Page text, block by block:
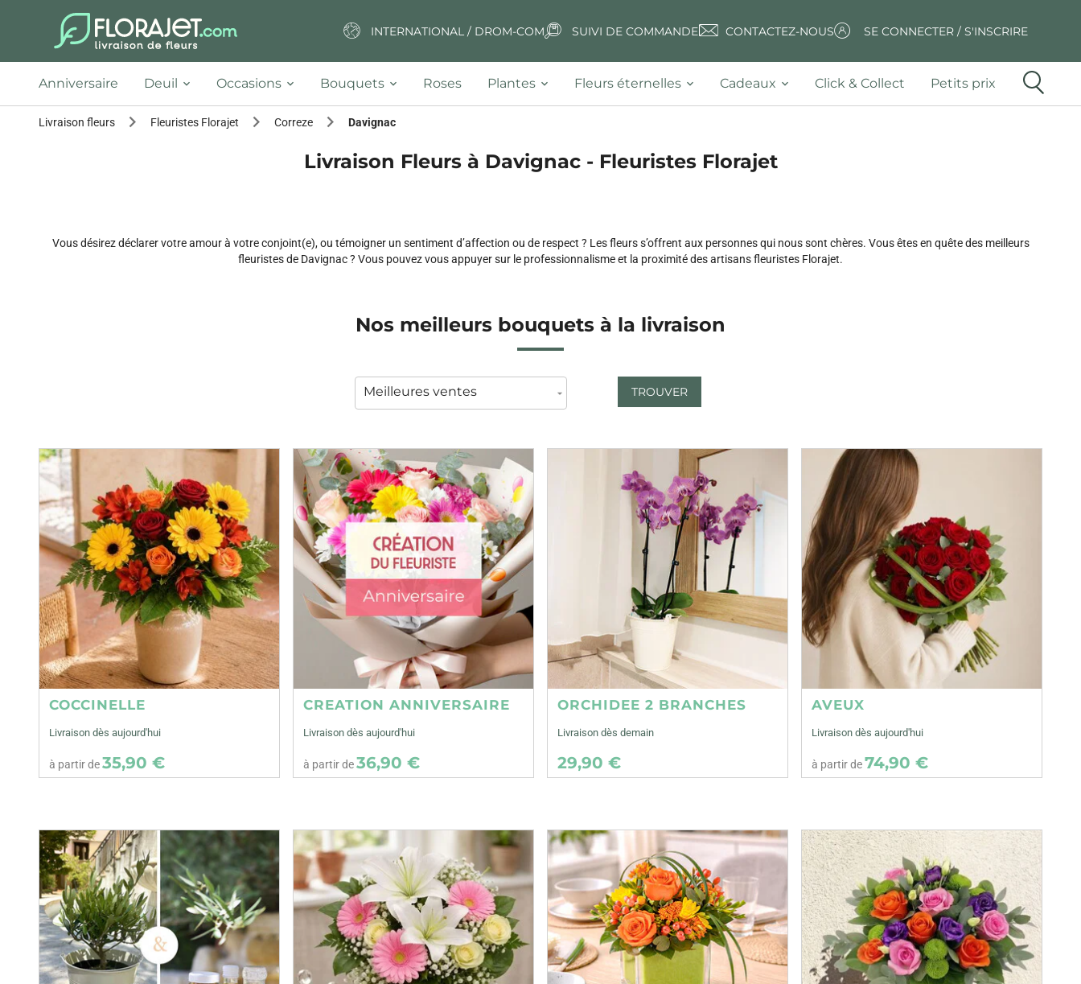
INTERNATIONAL / DROM-COM SUIVI DE COMMANDE CONTACTEZ-NOUS SE CONNECTER / S'INSCRIRE
Anniversaire Deuil Occasions Bouquets Roses Plantes Fleurs éternelles Cadeaux Click & Collect Petits prix
Livraison fleurs Fleuristes Florajet Correze Davignac
Livraison Fleurs à Davignac - Fleuristes Florajet
Vous désirez déclarer votre amour à votre conjoint(e), ou témoigner un sentiment d’affection ou de respect ? Les fleurs s’offrent aux personnes qui nous sont chères. Vous êtes en quête des meilleurs
fleuristes de Davignac ? Vous pouvez vous appuyer sur le professionnalisme et la proximité des artisans fleuristes Florajet.
Nos meilleurs bouquets à la livraison
TROUVER
COCCINELLE
Livraison dès aujourd'hui
à partir de35,90 €
CREATION ANNIVERSAIRE
Livraison dès aujourd'hui
à partir de36,90 €
ORCHIDEE 2 BRANCHES
Livraison dès demain
29,90 €
AVEUX
Livraison dès aujourd'hui
à partir de74,90 €